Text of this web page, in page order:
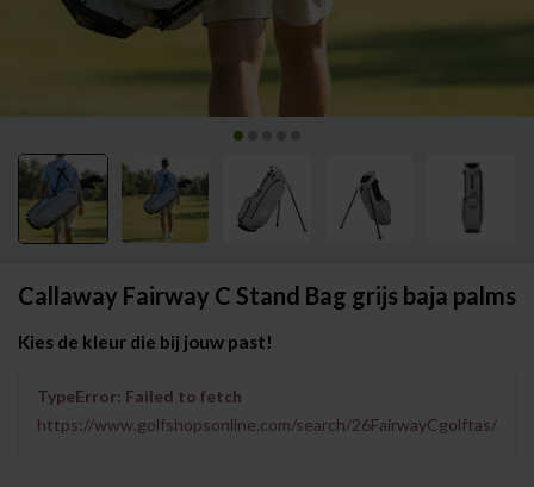
Callaway Fairway C Stand Bag grijs baja palms
Kies de kleur die bij jouw past!
TypeError: Failed to fetch
https://www.golfshopsonline.com/search/26FairwayCgolftas/